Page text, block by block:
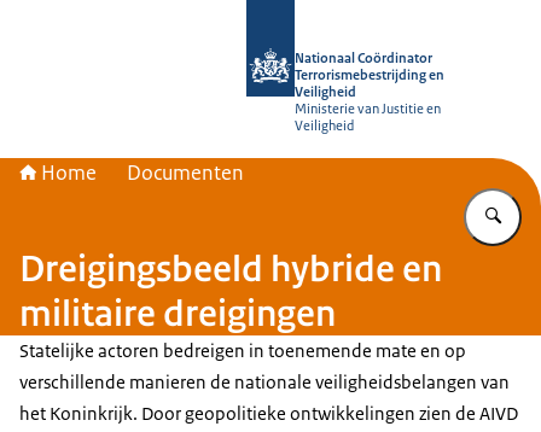
Nationaal Coördinator
Terrorismebestrijding en
Veiligheid
Ministerie van Justitie en
Veiligheid
Home Documenten
Dreigingsbeeld hybride en
militaire dreigingen
Statelijke actoren bedreigen in toenemende mate en op
verschillende manieren de nationale veiligheidsbelangen van
het Koninkrijk. Door geopolitieke ontwikkelingen zien de AIVD